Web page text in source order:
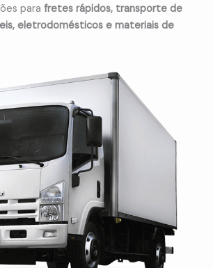
para fretes rápidos, transporte de
eletrodomésticos e materiais de